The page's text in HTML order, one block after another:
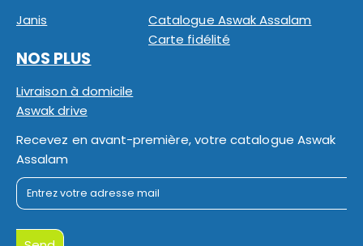
Janis
Catalogue Aswak Assalam
Carte fidélité
NOS PLUS
Livraison à domicile
Aswak drive
Recevez en avant-première, votre catalogue Aswak
Assalam